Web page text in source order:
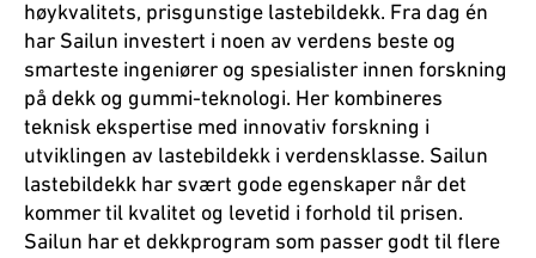
høykvalitets, prisgunstige lastebildekk. Fra dag én
har Sailun investert i noen av verdens beste og
smarteste ingeniører og spesialister innen forskning
på dekk og gummi-teknologi. Her kombineres
teknisk ekspertise med innovativ forskning i
utviklingen av lastebildekk i verdensklasse. Sailun
lastebildekk har svært gode egenskaper når det
kommer til kvalitet og levetid i forhold til prisen.
Sailun har et dekkprogram som passer godt til flere